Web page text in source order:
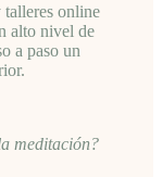
talleres online
alto nivel de
a paso un
meditación?